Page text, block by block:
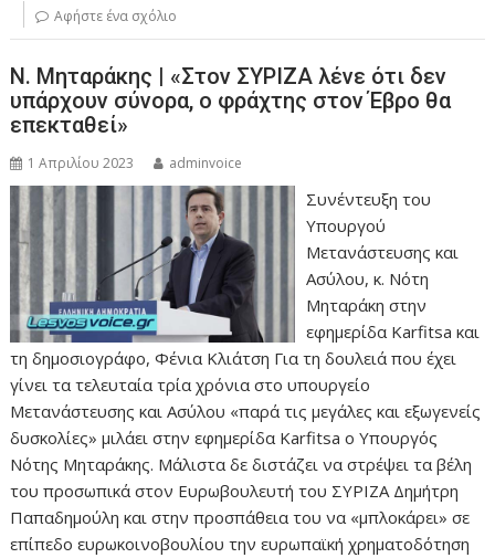
Αφήστε ένα σχόλιο
Ν. Μηταράκης | «Στον ΣΥΡΙΖΑ λένε ότι δεν
υπάρχουν σύνορα, ο φράχτης στον Έβρο θα
επεκταθεί»
1 Απριλίου 2023 adminvoice
Συνέντευξη του
Υπουργού
Μετανάστευσης και
Ασύλου, κ. Νότη
Μηταράκη στην
εφημερίδα Karfitsa και
τη δημοσιογράφο, Φένια Κλιάτση Για τη δουλειά που έχει
γίνει τα τελευταία τρία χρόνια στο υπουργείο
Μετανάστευσης και Ασύλου «παρά τις μεγάλες και εξωγενείς
δυσκολίες» μιλάει στην εφημερίδα Karfitsa ο Υπουργός
Νότης Μηταράκης. Μάλιστα δε διστάζει να στρέψει τα βέλη
του προσωπικά στον Ευρωβουλευτή του ΣΥΡΙΖΑ Δημήτρη
Παπαδημούλη και στην προσπάθεια του να «μπλοκάρει» σε
επίπεδο ευρωκοινοβουλίου την ευρωπαϊκή χρηματοδότηση